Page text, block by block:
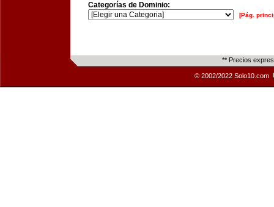
Categorías de Dominio:
[Pág.
** Precios
© 2002/2022 Solo10.com